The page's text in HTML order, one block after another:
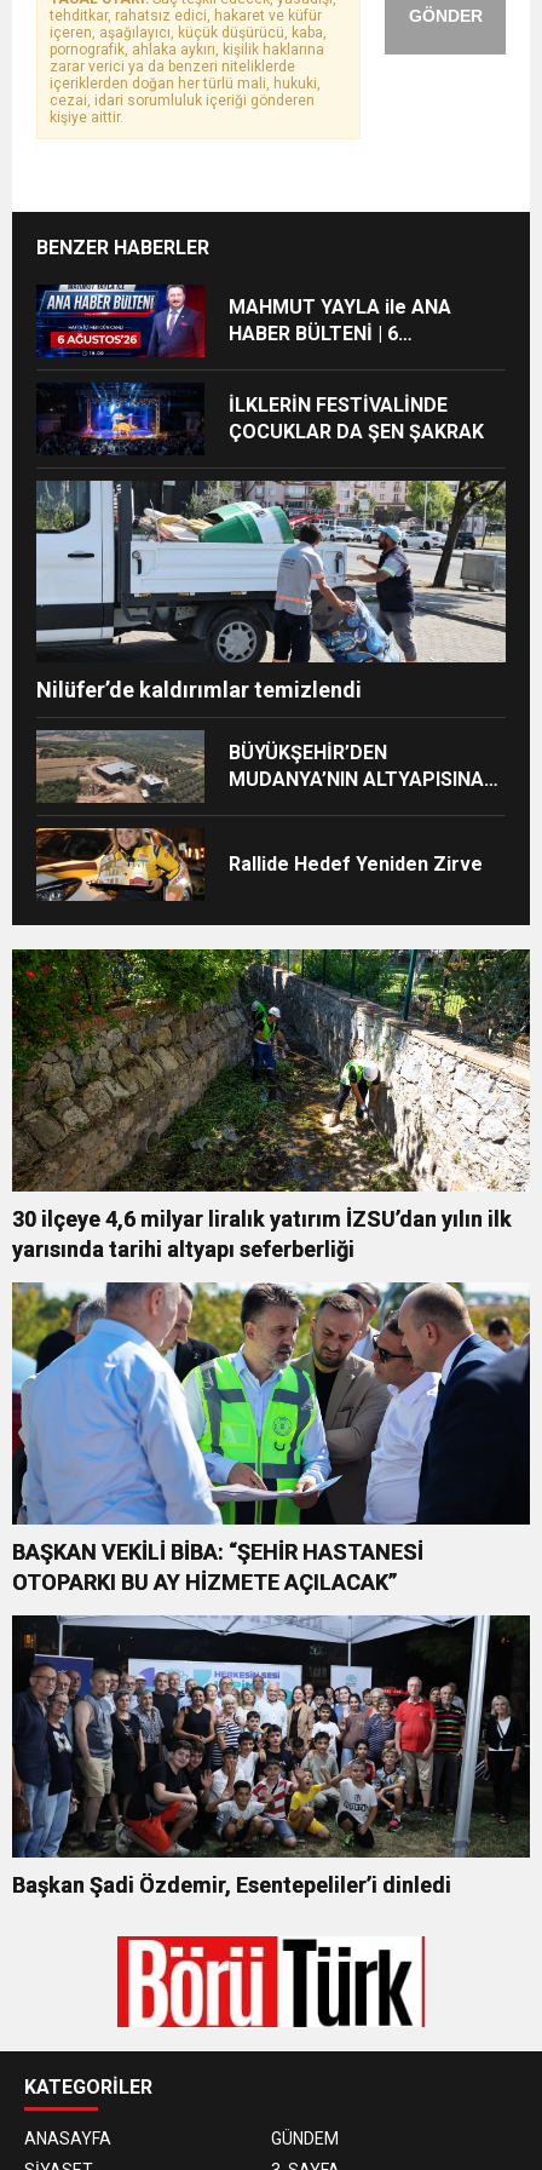
GÖNDER
tehditkar, rahatsız edici, hakaret ve küfür
içeren, aşağılayıcı, küçük düşürücü, kaba,
pornografik, ahlaka aykırı, kişilik haklarına
zarar verici ya da benzeri niteliklerde
içeriklerden doğan her türlü mali, hukuki,
cezai, idari sorumluluk içeriği gönderen
kişiye aittir.
BENZER HABERLER
MAHMUT YAYLA ile ANA
HABER BÜLTENİ | 6
İLKLERİN FESTİVALİNDE
ÇOCUKLAR DA ŞEN ŞAKRAK
Nilüfer’de kaldırımlar temizlendi
BÜYÜKŞEHİR’DEN
MUDANYA’NIN ALTYAPISINA
Rallide Hedef Yeniden Zirve
30 ilçeye 4,6 milyar liralık yatırım İZSU’dan yılın ilk
yarısında tarihi altyapı seferberliği
BAŞKAN VEKİLİ BİBA: “ŞEHİR HASTANESİ
OTOPARKI BU AY HİZMETE AÇILACAK”
Başkan Şadi Özdemir, Esentepeliler’i dinledi
KATEGORİLER
ANASAYFA
GÜNDEM